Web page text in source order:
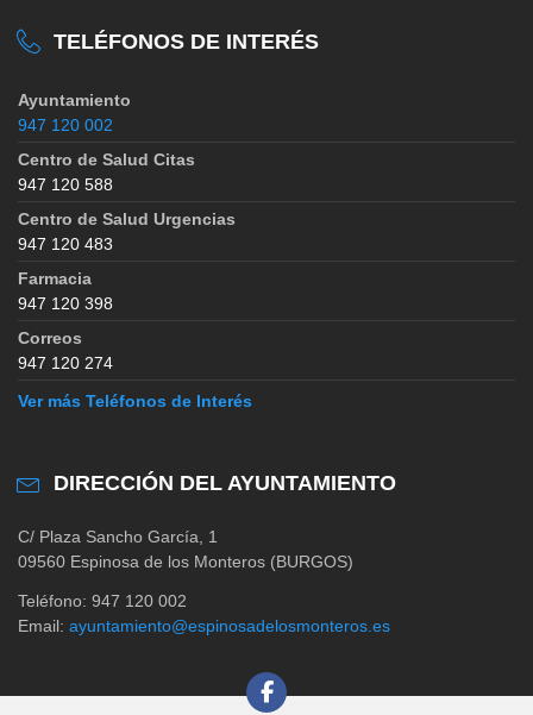
TELÉFONOS DE INTERÉS
Ayuntamiento
947 120 002
Centro de Salud Citas
947 120 588
Centro de Salud Urgencias
947 120 483
Farmacia
947 120 398
Correos
947 120 274
Ver más Teléfonos de Interés
DIRECCIÓN DEL AYUNTAMIENTO
C/ Plaza Sancho García, 1
09560 Espinosa de los Monteros (BURGOS)
Teléfono: 947 120 002
Email: ayuntamiento@espinosadelosmonteros.es